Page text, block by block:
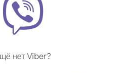
нет Viber?